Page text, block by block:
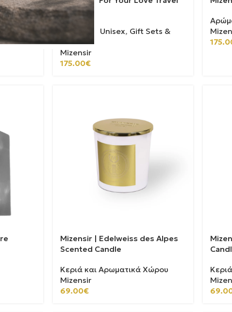
&
Set
Αρώματα Unisex, Gift Sets &
Travel
Mizensir
175.00€
Mizensir | Edelweiss des Alpes
Scented Candle
Κεριά και Αρωματικά Χώρου
Mizensir
69.00€